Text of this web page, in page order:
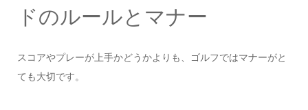
ドのルールとマナー
スコアやプレーが上手かどうかよりも、ゴルフではマナーがと
ても大切です。